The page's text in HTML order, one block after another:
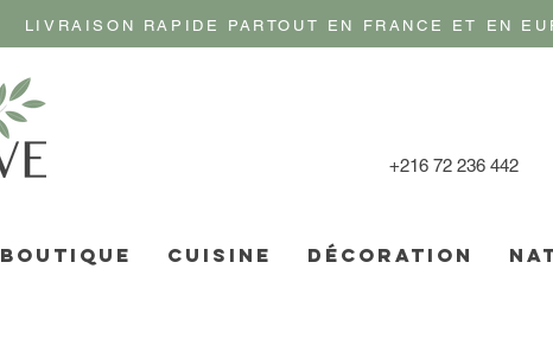
LIVRAISON RAPIDE PARTOUT EN FRANCE ET EN
+216 72 236 442
BOUTIQUE CUISINE DÉCORATION